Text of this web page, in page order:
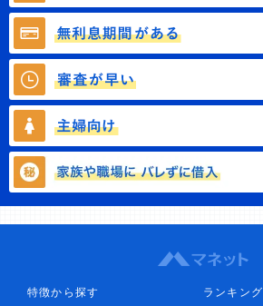
特徴から探す
ランキング